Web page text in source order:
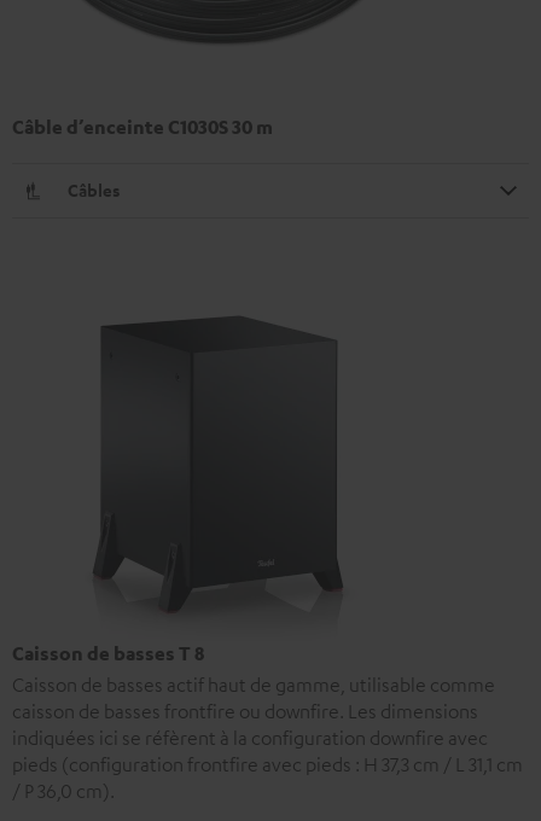
Câble d’enceinte C1030S 30 m
Câbles
Caisson de basses T 8
Caisson de basses actif haut de gamme, utilisable comme
caisson de basses frontfire ou downfire. Les dimensions
indiquées ici se réfèrent à la configuration downfire avec
pieds (configuration frontfire avec pieds : H 37,3 cm / L 31,1 cm
/ P 36,0 cm).